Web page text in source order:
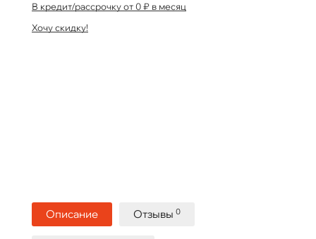
В кредит/рассрочку от 0 ₽ в месяц
Хочу скидку!
Описание Отзывы 0